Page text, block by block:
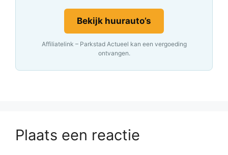
Bekijk huurauto’s
Affiliatelink – Parkstad Actueel kan een vergoeding
ontvangen.
Plaats een reactie